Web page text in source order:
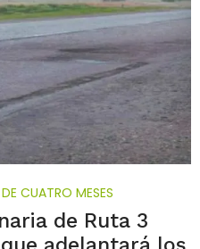
CUATRO MESES
de Ruta 3